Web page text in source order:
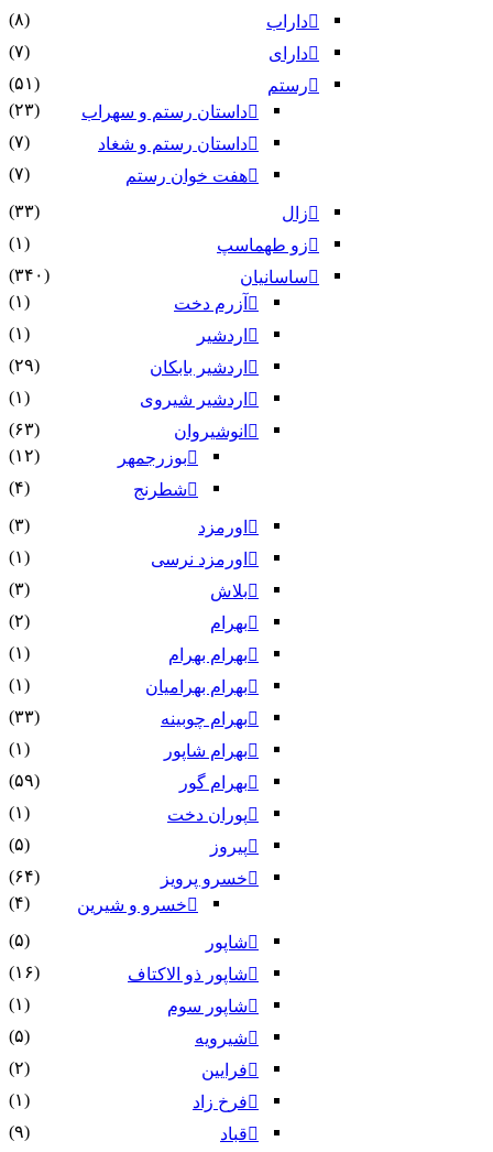
داراب
(۸)
دارای
(۷)
رستم
(۵۱)
داستان رستم و سهراب
(۲۳)
داستان رستم و شغاد
(۷)
هفت خوان رستم‏
(۷)
زال
(۳۳)
زو طهماسپ‏
(۱)
ساسانیان
(۳۴۰)
آزرم دخت
(۱)
اردشیر
(۱)
اردشیر بابکان
(۲۹)
اردشیر شیروی
(۱)
انوشیروان
(۶۳)
بوزرجمهر
(۱۲)
شطرنج
(۴)
اورمزد
(۳)
اورمزد نرسى‏
(۱)
بلاش
(۳)
بهرام
(۲)
بهرام بهرام
(۱)
بهرام بهرامیان‏
(۱)
بهرام چوبینه
(۳۳)
بهرام شاپور
(۱)
بهرام گور
(۵۹)
پوران دخت
(۱)
پیروز
(۵)
خسرو پرویز
(۶۴)
خسرو و شیرین
(۴)
شاپور
(۵)
شاپور ذو الاکتاف
(۱۶)
شاپور سوم‏
(۱)
شیرویه
(۵)
فرایین
(۲)
فرخ زاد
(۱)
قباد
(۹)